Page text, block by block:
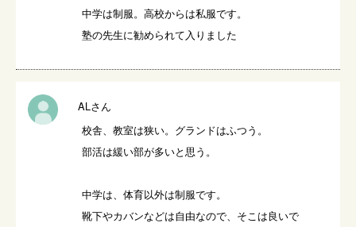
中学は制服。高校からは私服です。
塾の先生に勧められて入りました
ALさん
校舎、教室は狭い。グランドはふつう。
部活は緩い部が多いと思う。
中学は、体育以外は制服です。
靴下やカバンなどは自由なので、そこは良いで